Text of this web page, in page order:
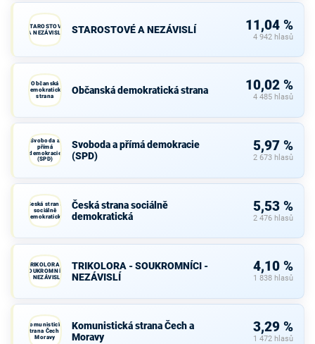
STAROSTOVÉ
A NEZÁVISLÍ
STAROSTOVÉ A NEZÁVISLÍ 11,04 %
4 942 hlasů
Občanská
demokratická
strana
Občanská demokratická strana 10,02 %
4 485 hlasů
Svoboda a
přímá
demokracie
(SPD)
Svoboda a přímá demokracie
(SPD)
5,97 %
2 673 hlasů
Česká strana
sociálně
demokratická
Česká strana sociálně
demokratická
5,53 %
2 476 hlasů
TRIKOLORA -
SOUKROMNÍCI
- NEZÁVISLÍ
TRIKOLORA - SOUKROMNÍCI -
NEZÁVISLÍ
4,10 %
1 838 hlasů
Komunistická
strana Čech a
Moravy
Komunistická strana Čech a
Moravy
3,29 %
1 472 hlasů